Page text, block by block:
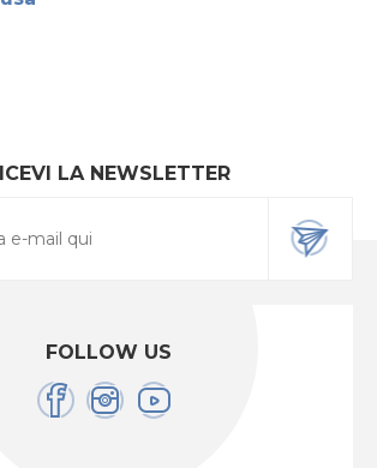
LA NEWSLETTER
FOLLOW US